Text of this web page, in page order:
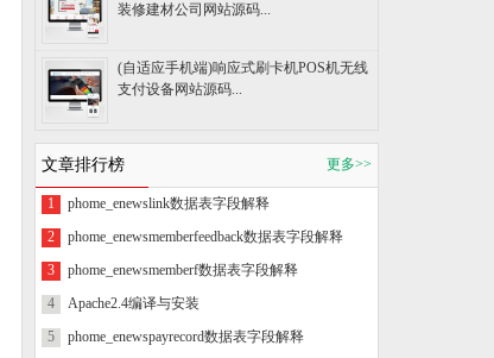
装修建材公司网站源码...
(自适应手机端)响应式刷卡机POS机无线
支付设备网站源码...
文章排行榜 更多>>
1
phome_enewslink数据表字段解释
2
phome_enewsmemberfeedback数据表字段解释
3
phome_enewsmemberf数据表字段解释
4
Apache2.4编译与安装
5
phome_enewspayrecord数据表字段解释